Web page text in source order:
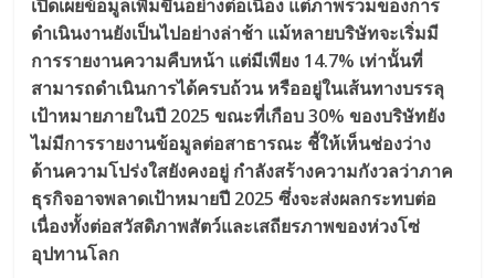
เปิดเผยข้อมูลเพิ่มขึ้นอย่างต่อเนื่อง แต่ภาพรวมของการ
ดำเนินงานยังเป็นไปอย่างล่าช้า แม้หลายบริษัทจะเริ่มมี
การรายงานความคืบหน้า แต่มีเพียง 14.7% เท่านั้นที่
สามารถดำเนินการได้ครบถ้วน หรืออยู่ในเส้นทางบรรลุ
เป้าหมายภายในปี 2025 ขณะที่เกือบ 30% ของบริษัทยัง
ไม่มีการรายงานข้อมูลต่อสาธารณะ ชี้ให้เห็นช่องว่าง
ด้านความโปร่งใสยังคงอยู่ กำลังสร้างความกังวลว่าภาค
ธุรกิจอาจพลาดเป้าหมายปี 2025 ซึ่งจะส่งผลกระทบต่อ
เนื่องทั้งต่อสวัสดิภาพสัตว์และเสถียรภาพของห่วงโซ่
อุปทานโลก